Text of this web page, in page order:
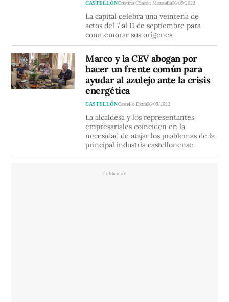
CASTELLÓNCristina Chacón Moratalla06/09/2022
La capital celebra una veintena de
actos del 7 al 11 de septiembre para
conmemorar sus orígenes
Marco y la CEV abogan por
hacer un frente común para
ayudar al azulejo ante la crisis
energética
CASTELLÓNCastelló Extra06/09/2022
La alcaldesa y los representantes
empresariales coinciden en la
necesidad de atajar los problemas de la
principal industria castellonense